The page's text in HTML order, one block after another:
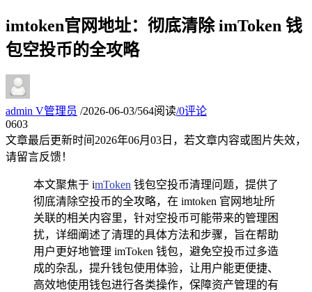
imtoken官网地址：彻底清除 imToken 钱
包空投币的全攻略
admin V管理员 /2026-06-03/564阅读/0评论
0603
文章最后更新时间 2026年06月03日 ，若文章内容或图片失效，
请留言反馈！
本文聚焦于 imToken 钱包空投币清理问题，提供了
彻底清除空投币的全攻略，在 imtoken 官网地址所
关联的相关内容里，针对空投币可能带来的管理困
扰，详细阐述了清理的具体方法和步骤，旨在帮助
用户更好地管理 imToken 钱包，避免空投币过多造
成的杂乱，提升钱包使用体验，让用户能更便捷、
高效地使用钱包进行各类操作，保障资产管理的有